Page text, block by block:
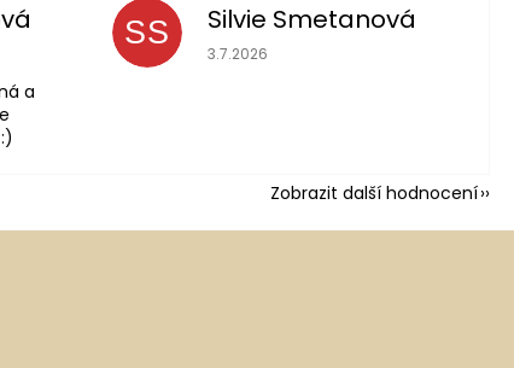
5 z 5 hvězdiček.
a
SS Silvie Smetanová
Hodnocení obchodu je 5 z 5
3.7.2026
Zobrazit další hodnocení